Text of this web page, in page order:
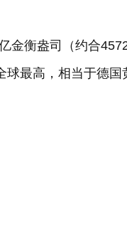
金衡盎司（约合
最高，相当于德